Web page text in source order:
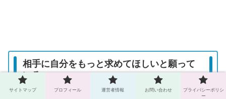
相手に自分をもっと求めてほしいと願って
いる
サイトマップ プロフィール 運営者情報 お問い合わせ
プライバシーポリシ
ー